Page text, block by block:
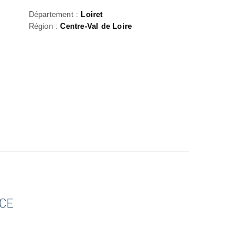
Département : Loiret
Région :Centre-Val de Loire